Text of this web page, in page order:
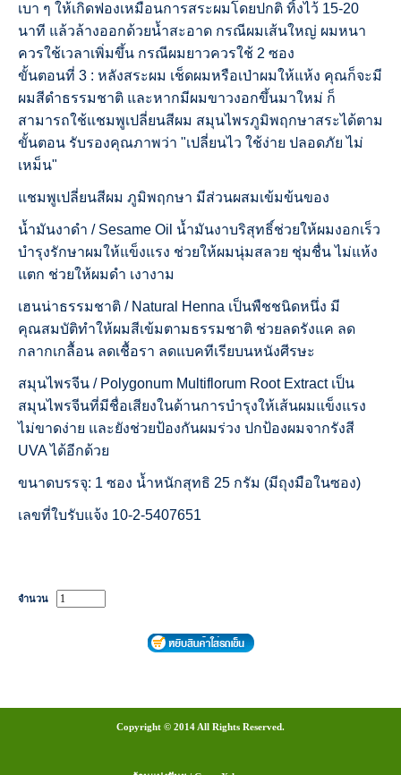
เบา ๆ ให้เกิดฟองเหมือนการสระผมโดยปกติ ทิ้งไว้ 15-20
นาที แล้วล้างออกด้วยน้ำสะอาด กรณีผมเส้นใหญ่ ผมหนา
ควรใช้เวลาเพิ่มขึ้น กรณีผมยาวควรใช้ 2 ซอง
ขั้นตอนที่ 3 : หลังสระผม เช็ดผมหรือเป่าผมให้แห้ง คุณก็จะมี
ผมสีดำธรรมชาติ และหากมีผมขาวงอกขึ้นมาใหม่ ก็
สามารถใช้แชมพูเปลี่ยนสีผม สมุนไพรภูมิพฤกษาสระได้ตาม
ขั้นตอน รับรองคุณภาพว่า "เปลี่ยนไว ใช้ง่าย ปลอดภัย ไม่
เหม็น"
แชมพูเปลี่ยนสีผม ภูมิพฤกษา มีส่วนผสมเข้มข้นของ
น้ำมันงาดำ / Sesame Oil น้ำมันงาบริสุทธิ์ช่วยให้ผมงอกเร็ว
บำรุงรักษาผมให้แข็งแรง ช่วยให้ผมนุ่มสลวย ชุ่มชื่น ไม่แห้ง
แตก ช่วยให้ผมดำ เงางาม
เฮนน่าธรรมชาติ / Natural Henna เป็นพืชชนิดหนึ่ง มี
คุณสมบัติทำให้ผมสีเข้มตามธรรมชาติ ช่วยลดรังแค ลด
กลากเกลื้อน ลดเชื้อรา ลดแบคทีเรียบนหนังศีรษะ
สมุนไพรจีน / Polygonum Multiflorum Root Extract เป็น
สมุนไพรจีนที่มีชื่อเสียงในด้านการบำรุงให้เส้นผมแข็งแรง
ไม่ขาดง่าย และยังช่วยป้องกันผมร่วง ปกป้องผมจากรังสี
UVA ได้อีกด้วย
ขนาดบรรจุ: 1 ซอง น้ำหนักสุทธิ 25 กรัม (มีถุงมือในซอง)
เลขที่ใบรับแจ้ง 10-2-5407651
จำนวน
Copyright © 2014 All Rights Reserved.